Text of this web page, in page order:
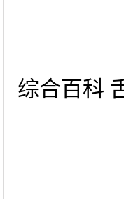
综合百科